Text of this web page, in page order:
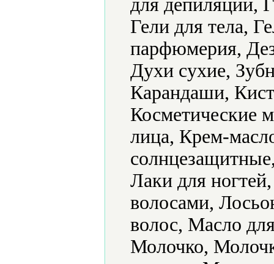
для депиляции,
Гели для тела,
парфюмерия,
Духи сухие,
Карандаши,
Косметические
лица, Крем-
Лаки для
волосами,
волос, Масло
Молочко,